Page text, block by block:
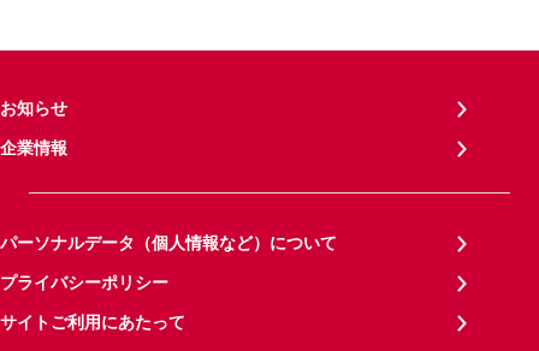
お知らせ
企業情報
パーソナルデータ（個人情報など）について
プライバシーポリシー
サイトご利用にあたって